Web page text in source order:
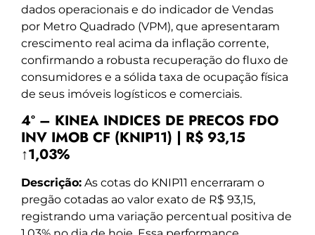
dados operacionais e do indicador de Vendas
por Metro Quadrado (VPM), que apresentaram
crescimento real acima da inflação corrente,
confirmando a robusta recuperação do fluxo de
consumidores e a sólida taxa de ocupação física
de seus imóveis logísticos e comerciais.
4º – KINEA INDICES DE PRECOS FDO
INV IMOB CF (KNIP11) | R$ 93,15
↑1,03%
Descrição: As cotas do KNIP11 encerraram o
pregão cotadas ao valor exato de R$ 93,15,
registrando uma variação percentual positiva de